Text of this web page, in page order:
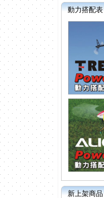
動力搭配表
新上架商品